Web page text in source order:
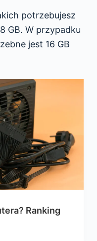
potrzebujesz
GB. W przypadku
jest 16 GB
Ranking